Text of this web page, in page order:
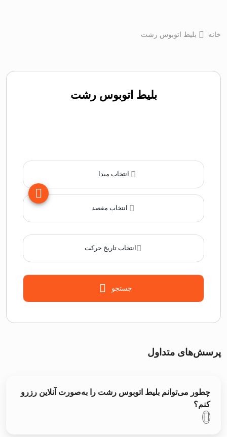
خانه بلیط اتوبوس رشت
بلیط اتوبوس رشت
انتخاب تاریخ حرکت
جستجو
پرسش‌های متداول
چطور می‌توانم بلیط اتوبوس رشت را به‌صورت آنلاین رزرو
کنم؟